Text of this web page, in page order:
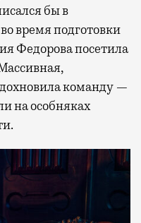
бы в
время подготовки
Федорова посетила
команду —
на особняках